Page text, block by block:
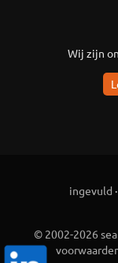
Wij zijn
ingevuld ·
© 2002-2026